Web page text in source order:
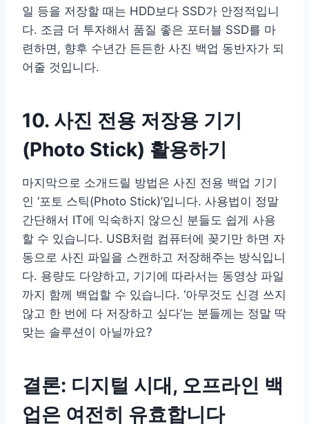
일 등을 저장할 때는 HDD보다 SSD가 안정적입니
다. 조금 더 투자해서 품질 좋은 포터블 SSD를 마
련하면, 향후 수년간 든든한 사진 백업 동반자가 되
어줄 것입니다.
10. 사진 전용 저장용 기기
(Photo Stick) 활용하기
마지막으로 소개드릴 방법은 사진 전용 백업 기기
인 ‘포토 스틱(Photo Stick)’입니다. 사용법이 정말
간단해서 IT에 익숙하지 않으신 분들도 쉽게 사용
할 수 있습니다. USB처럼 컴퓨터에 꽂기만 하면 자
동으로 사진 파일을 스캔하고 저장해주는 방식입니
다. 용량도 다양하고, 기기에 따라서는 동영상 파일
까지 함께 백업할 수 있습니다. ‘아무것도 신경 쓰지
않고 한 번에 다 저장하고 싶다’는 분들께는 정말 딱
맞는 솔루션이 아닐까요?
결론: 디지털 시대, 오프라인 백
업은 여전히 유효합니다